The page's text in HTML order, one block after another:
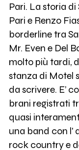
Pari. La storia
Pari e Renzo
borderline tra
Mr. Even e Del
molto più tardi,
stanza di Motel
da scrivere. E’
brani registrati
quasi
una band con l'
rock country e